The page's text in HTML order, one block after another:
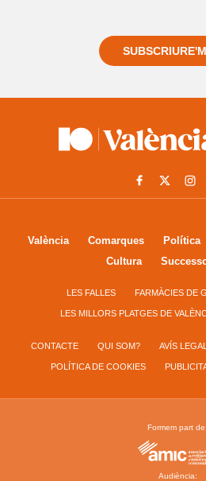
València Comarques Política
Cultura
LES FALLES FARMÀCIES DE
LES MILLORS PLATGES DE
CONTACTE QUI SOM? AVÍS LEGAL
POLÍTICA DE COOKIES
Formem part de:
Audiència: